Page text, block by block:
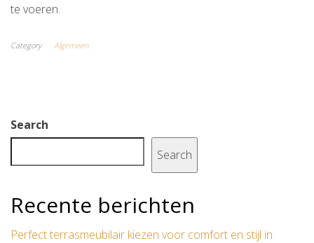
te voeren.
Category Algemeen
Search
Search
Recente berichten
Perfect terrasmeubilair kiezen voor comfort en stijl in